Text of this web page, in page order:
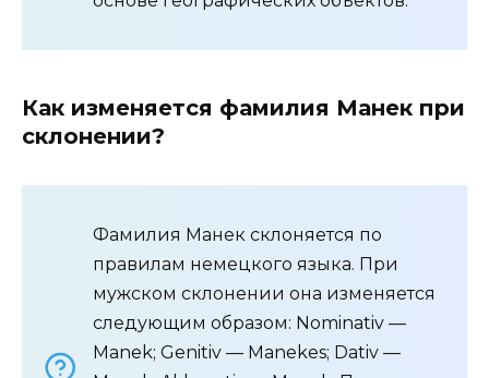
Как изменяется фамилия Манек при
склонении?
Фамилия Манек склоняется по
правилам немецкого языка. При
мужском склонении она изменяется
следующим образом: Nominativ —
Manek; Genitiv — Manekes; Dativ —